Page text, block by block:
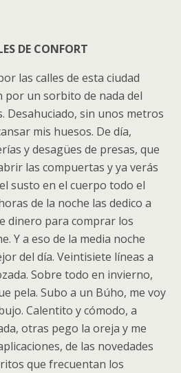
DE CONFORT
las calles de esta ciudad
un sorbito de nada del
Desahuciado, sin unos metros
mis huesos. De día,
y desagües de presas, que
las compuertas y ya verás
susto en el cuerpo todo el
de la noche las dedico a
dinero para comprar los
Y a eso de la media noche
del día. Veintisiete líneas a
Sobre todo en invierno,
pela. Subo a un Búho, me voy
Calentito y cómodo, a
otras pego la oreja y me
de las novedades
que frecuentan los